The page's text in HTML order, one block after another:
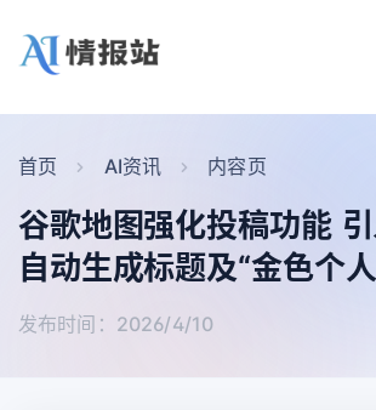
首页 AI资讯 内容页
谷歌地图强化投稿功能
自动生成标题及“金色个
发布时间：2026/4/10